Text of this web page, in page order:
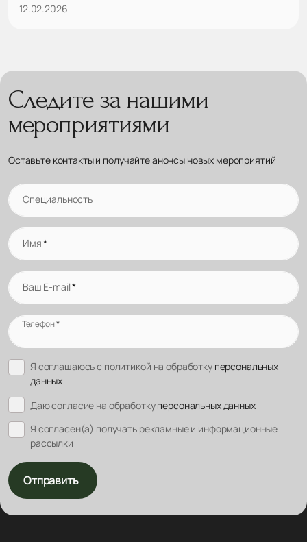
12.02.2026
Следите за нашими
мероприятиями
Оставьте контакты и получайте анонсы новых мероприятий
Специальность
Имя*
Ваш E-mail*
Телефон*
Я соглашаюсь с политикой на обработку персональных
данных
Даю согласие на обработкуперсональных данных
Я согласен(а) получать рекламные и информационные
рассылки
Отправить